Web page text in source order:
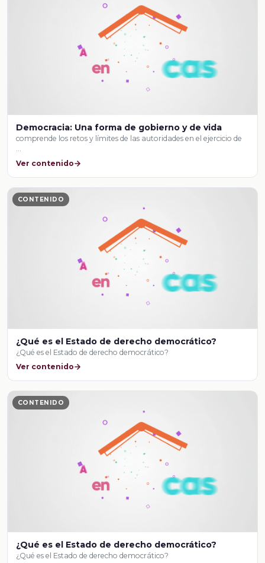
Democracia: Una forma de gobierno y de vida
comprende los retos y límites de las autoridades en el ejercicio de
…
Ver contenido
CONTENIDO
¿Qué es el Estado de derecho democrático?
¿Qué es el Estado de derecho democrático?
Ver contenido
CONTENIDO
¿Qué es el Estado de derecho democrático?
¿Qué es el Estado de derecho democrático?